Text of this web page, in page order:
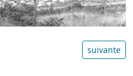
suivante